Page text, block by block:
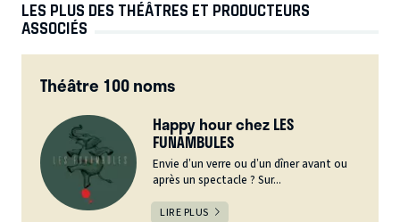
LES PLUS DES THÉÂTRES ET PRODUCTEURS
ASSOCIÉS
Théâtre 100 noms
Happy hour chez LES
FUNAMBULES
Envie d’un verre ou d’un dîner avant ou
après un spectacle ? Sur...
LIRE PLUS